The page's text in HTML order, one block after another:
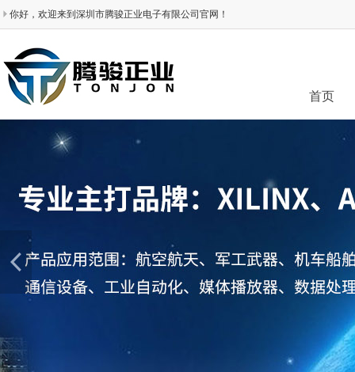
你好，欢迎来到深圳市腾骏正业电子有限公司官网！
首页